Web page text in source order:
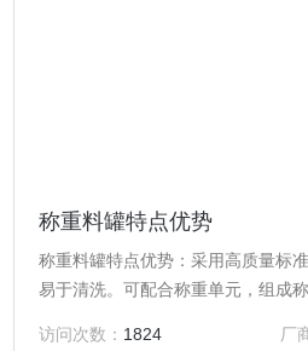
称重料罐特点优势
称重料罐特点优势：采用高质量标
易于清洗。可配合称重单元，组成称
访问次数： 1824 厂